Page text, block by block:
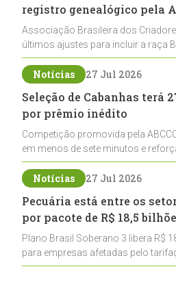
registro genealógico pela
Associação Brasileira dos
últimos ajustes para incluir a raça
de registros, abrindo caminho
pecuária nacional
Notícias 27 Jul 2026
Seleção de Cabanhas terá
por prêmio inédito
Competição promovida pela
em menos de sete minutos e
cabanhas na seleção genética de
ao laço
Notícias 27 Jul 2026
Pecuária está entre os
por pacote de R$ 18,5
Plano Brasil Soberano 3 libera R$
para empresas afetadas pelo
inclui a pecuária entre os setores